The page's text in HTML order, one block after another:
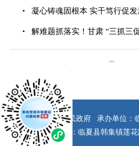
加载更多
版权所有：临夏县人民政府 承办单位：
址：临夏县韩集镇莲
x